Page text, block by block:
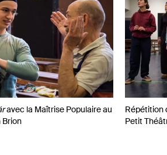
avec la Maîtrise Populaire au
Répétition
Petit